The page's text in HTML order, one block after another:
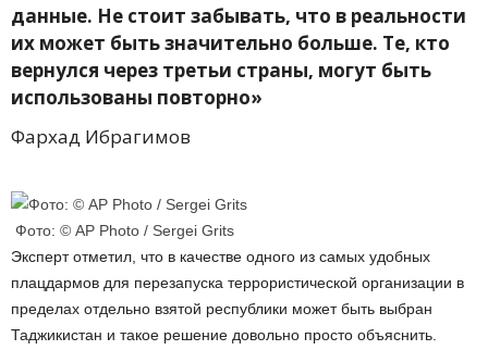
данные. Не стоит забывать, что в реальности
их может быть значительно больше. Те, кто
вернулся через третьи страны, могут быть
использованы повторно»
Фархад Ибрагимов
Фото: © AP Photo / Sergei Grits
Эксперт отметил, что в качестве одного из самых удобных
плацдармов для перезапуска террористической организации в
пределах отдельно взятой республики может быть выбран
Таджикистан и такое решение довольно просто объяснить.